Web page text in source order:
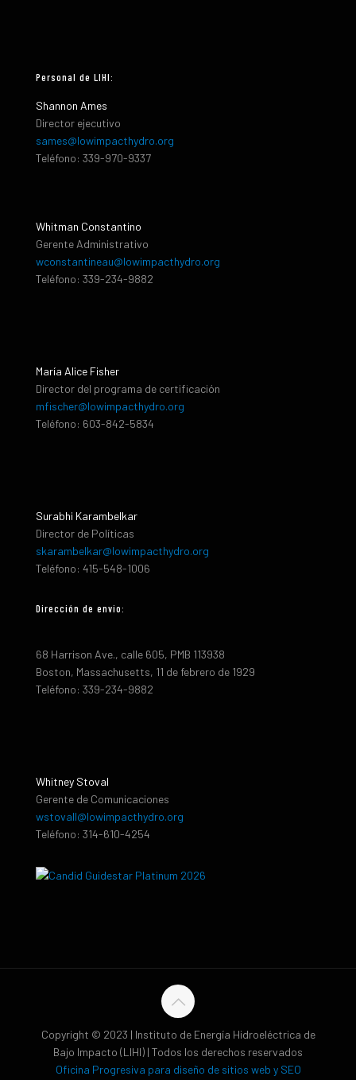
Personal de LIHI:
Shannon Ames
Director ejecutivo
sames@lowimpacthydro.org
Teléfono: 339-970-9337
Whitman Constantino
Gerente Administrativo
wconstantineau@lowimpacthydro.org
Teléfono: 339-234-9882
María Alice Fisher
Director del programa de certificación
mfischer@lowimpacthydro.org
Teléfono: 603-842-5834
Surabhi Karambelkar
Director de Políticas
skarambelkar@lowimpacthydro.org
Teléfono: 415-548-1006
Dirección de envio:
68 Harrison Ave., calle 605, PMB 113938
Boston, Massachusetts, 11 de febrero de 1929
Teléfono: 339-234-9882
Whitney Stoval
Gerente de Comunicaciones
wstovall@lowimpacthydro.org
Teléfono: 314-610-4254
Copyright © 2023 | Instituto de Energía Hidroeléctrica de
Bajo Impacto (LIHI) | Todos los derechos reservados
Oficina Progresiva para diseño de sitios web y SEO